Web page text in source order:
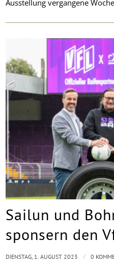
Ausstellung vergangene
Sailun und
sponsern den
DIENSTAG, 1. AUGUST 2023 / 0